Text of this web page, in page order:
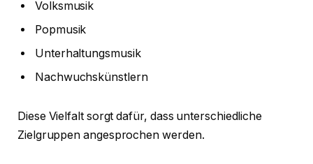
Volksmusik
Popmusik
Unterhaltungsmusik
Nachwuchskünstlern
Diese Vielfalt sorgt dafür, dass unterschiedliche
Zielgruppen angesprochen werden.